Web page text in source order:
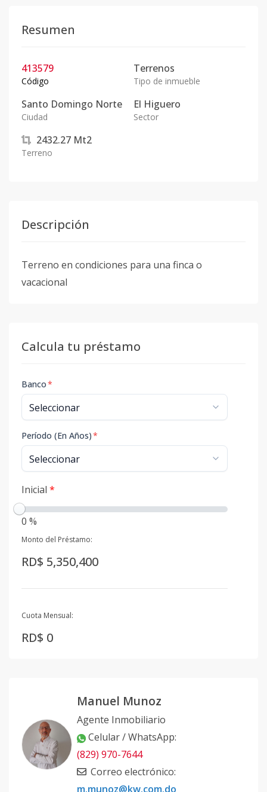
Resumen
413579
Código
Terrenos
Tipo de inmueble
Santo Domingo Norte
Ciudad
El Higuero
Sector
2432.27 Mt2
Terreno
Descripción
Terreno en condiciones para una finca o
vacacional
Calcula tu préstamo
Banco*
Período (En Años)*
Inicial *
0 %
Monto del Préstamo:
RD$ 5,350,400
Cuota Mensual:
RD$ 0
Manuel Munoz
Agente Inmobiliario
Celular / WhatsApp:
(829) 970-7644
Correo electrónico:
m.munoz@kw.com.do